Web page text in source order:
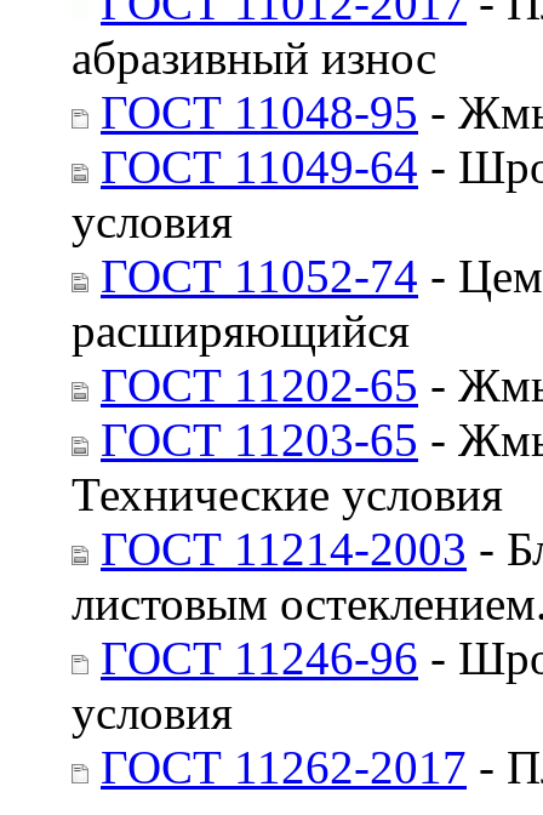
абразивный износ
ГОСТ 11048-95 -
ГОСТ 11049-64 -
условия
ГОСТ 11052-74 -
расширяющийся
ГОСТ 11202-65 -
ГОСТ 11203-65 -
Технические условия
ГОСТ 11214-2003 -
листовым
ГОСТ 11246-96 -
условия
ГОСТ 11262-2017 -